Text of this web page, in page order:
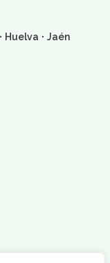
· Huelva · Jaén